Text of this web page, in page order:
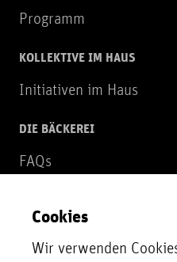
Programm
KOLLEKTIVE IM HAUS
Initiativen im Haus
DIE BÄCKEREI
FAQs
NEWSLETTER
Zur Newsletter
Cookies
Wir verwenden